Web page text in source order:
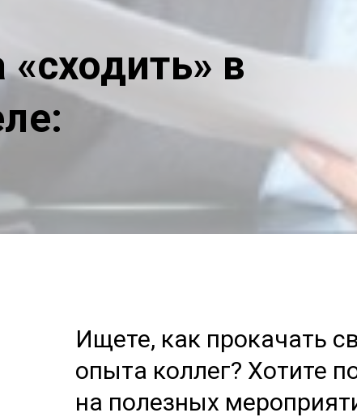
«сходить» в
Ищете, как прокачать
опыта коллег? Хотите
на полезных